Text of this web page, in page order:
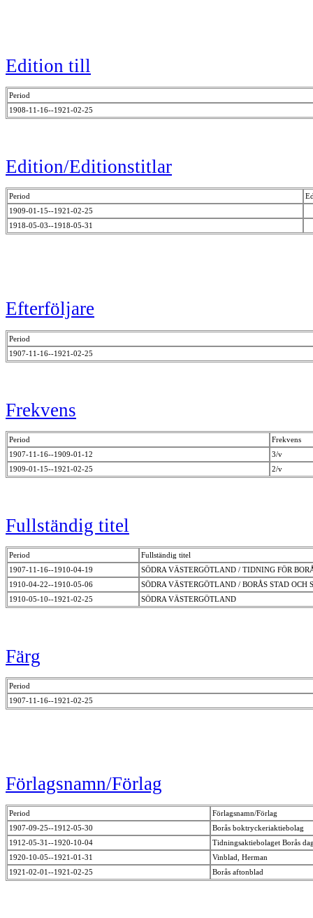
Edition till
Period
1908-11-16--1921-02-25
Edition/Editionstitlar
Period
1909-01-15--1921-02-25
1918-05-03--1918-05-31
Efterföljare
Period
1907-11-16--1921-02-25
Frekvens
Period
Frekvens
1907-11-16--1909-01-12
3/v
1909-01-15--1921-02-25
2/v
Fullständig titel
Period
Fullständig titel
1907-11-16--1910-04-19
SÖDRA VÄSTERGÖTLAND / TIDNING FÖR
1910-04-22--1910-05-06
SÖDRA VÄSTERGÖTLAND / BORÅS STAD OCH
1910-05-10--1921-02-25
SÖDRA VÄSTERGÖTLAND
Färg
Period
1907-11-16--1921-02-25
Förlagsnamn/Förlag
Period
Förlagsnamn/Förlag
1907-09-25--1912-05-30
Borås boktryckeriaktiebolag
1912-05-31--1920-10-04
Tidningsaktiebolaget Borås
1920-10-05--1921-01-31
Vinblad, Herman
1921-02-01--1921-02-25
Borås aftonblad